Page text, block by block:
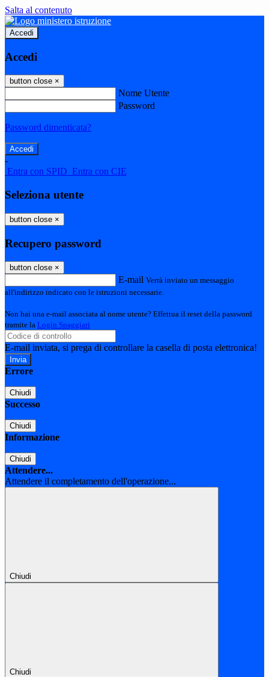
Salta al contenuto
Accedi
Accedi
button close ×
Nome Utente
Password
Password dimenticata?
-
Entra con SPID Entra con CIE
Seleziona utente
button close ×
Recupero password
button close ×
E-mail Verrà inviato un messaggio
all'indirizzo indicato con le istruzioni necessarie.
Non hai una e-mail associata al nome utente? Effettua il reset della password
tramite la Login Spaggiari
E-mail inviata, si prega di controllare la casella di posta elettronica!
Errore
Chiudi
Successo
Chiudi
Informazione
Chiudi
Attendere...
Attendere il completamento dell'operazione...
Chiudi
Chiudi